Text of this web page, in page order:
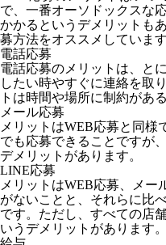
で、一番オーソドックスな
かかるというデメリットも
募方法をオススメしていま
電話応募
電話応募のメリットは、と
したい時やすぐに連絡を取
トは時間や場所に制約があ
メール応募
メリットはWEB応募と同様
でも応募できることですが
デメリットがあります。
LINE応募
メリットはWEB応募、メー
がないことと、それらに比
です。ただし、すべての店
いうデメリットがあります。